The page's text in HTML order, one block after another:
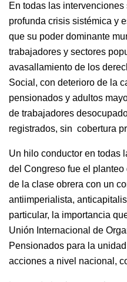
En todas las
profunda crisis sistémica y
que su poder dominante
trabajadores y sectores
avasallamiento de los
Social, con deterioro de la
pensionados y adultos
de trabajadores
registrados, sin cobertura
Un hilo conductor en todas
del Congreso fue el
de la clase obrera con un
antiimperialista,
particular, la importancia
Unión Internacional de
Pensionados para la
acciones a nivel nacional,